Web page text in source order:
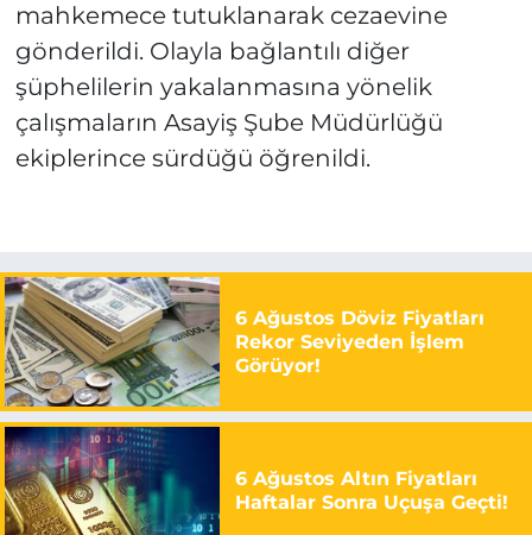
mahkemece tutuklanarak cezaevine
gönderildi. Olayla bağlantılı diğer
şüphelilerin yakalanmasına yönelik
çalışmaların Asayiş Şube Müdürlüğü
ekiplerince sürdüğü öğrenildi.
6 Ağustos Döviz Fiyatları
Rekor Seviyeden İşlem
Görüyor!
6 Ağustos Altın Fiyatları
Haftalar Sonra Uçuşa Geçti!